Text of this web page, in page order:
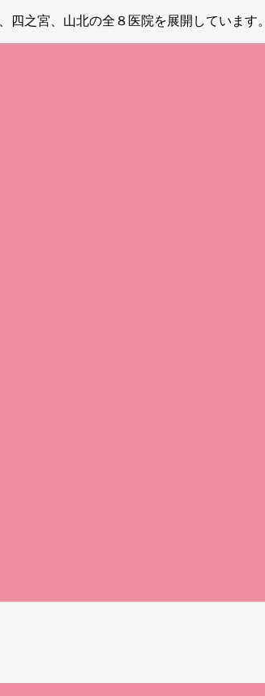
之宮、山北の全８医院を展開しています。